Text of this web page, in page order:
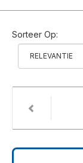
Sorteer Op: